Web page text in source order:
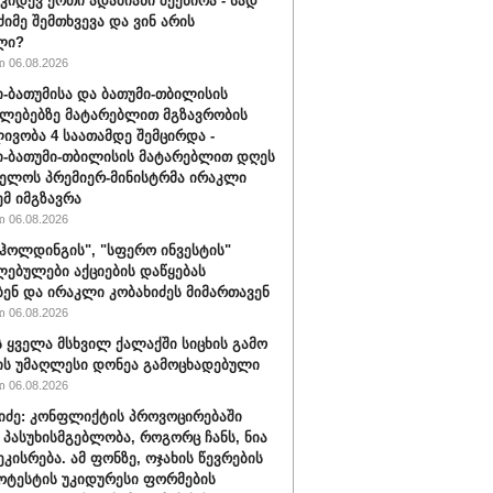
შემთხვევა და ვინ არის
06.08.2026
ბათუმისა და ბათუმი-თბილისის
მატარებლით მგზავრობის
4 საათამდე შემცირდა -
ბათუმი-თბილისის მატარებლით დღეს
პრემიერ-მინისტრმა ირაკლი
იმგზავრა
06.08.2026
"სფერო ინვესტის"
აქციების დაწყებას
და ირაკლი კობახიძეს მიმართავენ
06.08.2026
ყველა მსხვილ ქალაქში სიცხის გამო
უმაღლესი დონეა გამოცხადებული
06.08.2026
კონფლიქტის პროვოცირებაში
როგორც ჩანს, ნია
ამ ფონზე, ოჯახის წევრების
უკიდურესი ფორმების